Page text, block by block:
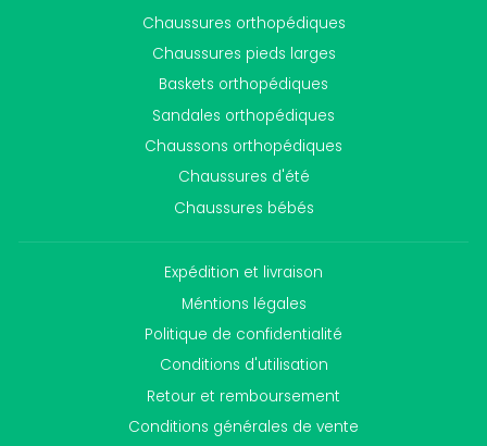
Chaussures orthopédiques
Chaussures pieds larges
Baskets orthopédiques
Sandales orthopédiques
Chaussons orthopédiques
Chaussures d'été
Chaussures bébés
Expédition et livraison
Méntions légales
Politique de confidentialité
Conditions d'utilisation
Retour et remboursement
Conditions générales de vente